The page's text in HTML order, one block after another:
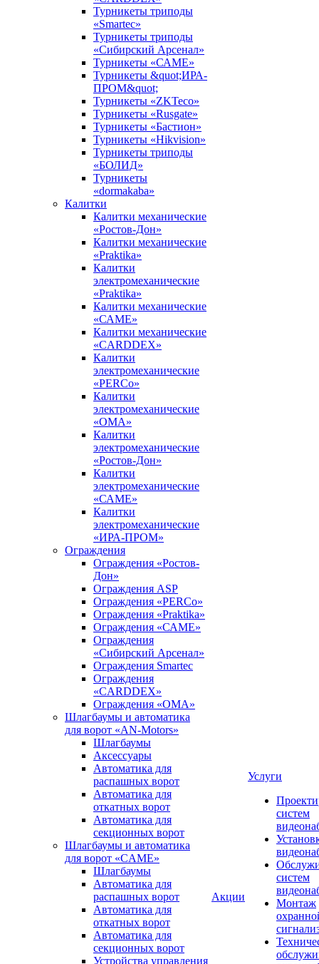
Турникеты триподы
«Smartec»
Турникеты триподы
«Сибирский Арсенал»
Турникеты «САМЕ»
Турникеты &quot;ИРА-
ПРОМ&quot;
Турникеты «ZKTeco»
Турникеты «Rusgate»
Турникеты «Бастион»
Турникеты «Hikvision»
Турникеты триподы
«БОЛИД»
Турникеты
«dormakaba»
Калитки
Калитки механические
«Ростов-Дон»
Калитки механические
«Praktika»
Калитки
электромеханические
«Praktika»
Калитки механические
«САМЕ»
Калитки механические
«CARDDEX»
Калитки
электромеханические
«PERCo»
Калитки
электромеханические
«ОМА»
Калитки
электромеханические
«Ростов-Дон»
Калитки
электромеханические
«САМЕ»
Калитки
электромеханические
«ИРА-ПРОМ»
Ограждения
Ограждения «Ростов-
Дон»
Ограждения ASP
Ограждения «PERCo»
Ограждения «Praktika»
Ограждения «САМЕ»
Ограждения
«Сибирский Арсенал»
Ограждения Smartec
Ограждения
«CARDDEX»
Ограждения «ОМА»
Шлагбаумы и автоматика
для ворот «AN-Motors»
Шлагбаумы
Аксессуары
Автоматика для
распашных ворот
Автоматика для
откатных ворот
Автоматика для
секционных ворот
Шлагбаумы и автоматика
для ворот «CAME»
Шлагбаумы
Автоматика для
распашных ворот
Автоматика для
откатных ворот
Автоматика для
секционных ворот
Устройства управления
Акции
Услуги
систем
систем
Монтаж